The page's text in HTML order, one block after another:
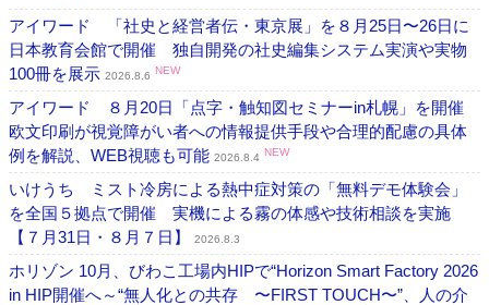
アイワード 「社史と経営者伝・東京展」を８月25日〜26日に
日本教育会館で開催 独自開発の社史編集システム実演や実物
100冊を展示 2026.8.6 NEW
アイワード ８月20日「点字・触知図セミナーin札幌」を開催
欧文印刷が視覚障がい者への情報提供手段や合理的配慮の具体
例を解説、WEB視聴も可能 2026.8.4 NEW
いけうち ミスト冷房による熱中症対策の「無料デモ体験会」
を全国５拠点で開催 実機による霧の体感や技術相談を実施
【７月31日・８月７日】
2026.8.3
ホリゾン 10月、びわこ工場内HIPで“Horizon Smart Factory 2026
in HIP開催へ～“無人化との共存 〜FIRST TOUCH〜”、人の介